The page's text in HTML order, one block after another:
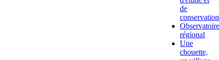
de
conservation
Observatoire
régional
Une
chouette,